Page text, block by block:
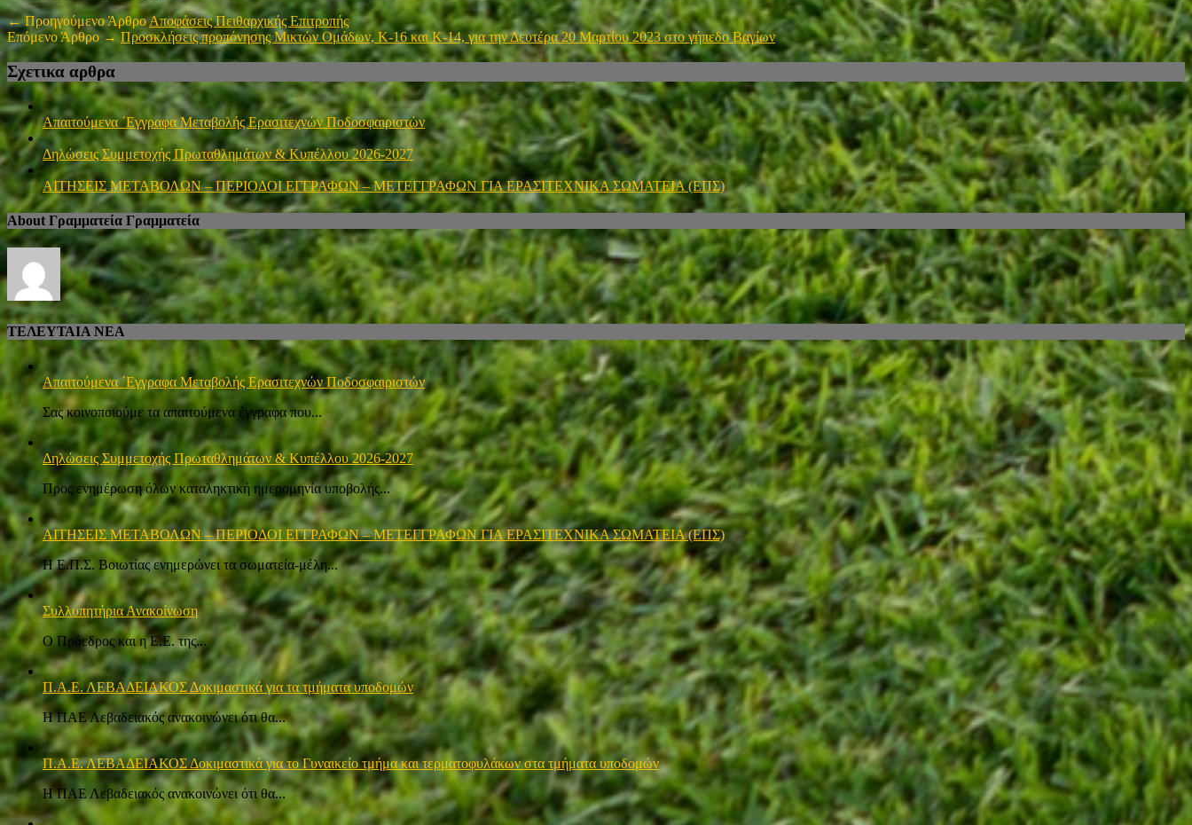
← Προηγούμενο ΆρθροΑποφάσεις Πειθαρχικής Επιτροπής
Επόμενο Άρθρο →Προσκλήσεις προπόνησης Μικτών Ομάδων, Κ-16 και Κ-14, για την Δευτέρα 20 Μαρτίου 2023 στο γήπεδο Βαγίων
Σχετικα αρθρα
Απαιτούμενα ΄Εγγραφα Μεταβολής Ερασιτεχνών Ποδοσφαιριστών
Δηλώσεις Συμμετοχής Πρωταθλημάτων & Κυπέλλου 2026-2027
ΑΙΤΗΣΕΙΣ ΜΕΤΑΒΟΛΩΝ – ΠΕΡΙΟΔΟΙ ΕΓΓΡΑΦΩΝ – ΜΕΤΕΓΓΡΑΦΩΝ ΓΙΑ ΕΡΑΣΙΤΕΧΝΙΚΑ ΣΩΜΑΤΕΙΑ (ΕΠΣ)
About Γραμματεία Γραμματεία
ΤΕΛΕΥΤΑΙΑ ΝΕΑ
Απαιτούμενα ΄Εγγραφα Μεταβολής Ερασιτεχνών Ποδοσφαιριστών
Σας κοινοποιούμε τα απαιτούμενα έγγραφα που...
Δηλώσεις Συμμετοχής Πρωταθλημάτων & Κυπέλλου 2026-2027
Προς ενημέρωση όλων καταληκτική ημερομηνία υποβολής...
ΑΙΤΗΣΕΙΣ ΜΕΤΑΒΟΛΩΝ – ΠΕΡΙΟΔΟΙ ΕΓΓΡΑΦΩΝ – ΜΕΤΕΓΓΡΑΦΩΝ ΓΙΑ ΕΡΑΣΙΤΕΧΝΙΚΑ ΣΩΜΑΤΕΙΑ (ΕΠΣ)
Η Ε.Π.Σ. Βοιωτίας ενημερώνει τα σωματεία-μέλη...
Συλλυπητήρια Ανακοίνωση
Ο Πρόεδρος και η Ε.Ε. της...
Π.Α.Ε. ΛΕΒΑΔΕΙΑΚΟΣ Δοκιμαστικά για τα τμήματα υποδομών
Η ΠΑΕ Λεβαδειακός ανακοινώνει ότι θα...
Π.Α.Ε. ΛΕΒΑΔΕΙΑΚΟΣ Δοκιμαστικά για το Γυναικείο τμήμα και τερματοφυλάκων στα τμήματα υποδομών
Η ΠΑΕ Λεβαδειακός ανακοινώνει ότι θα...